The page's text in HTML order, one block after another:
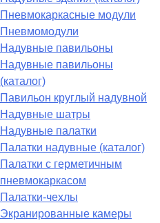
Пневмокаркасные модули
Пневмомодули
Надувные павильоны
Надувные павильоны
(каталог)
Павильон круглый надувной
Надувные шатры
Надувные палатки
Палатки надувные (каталог)
Палатки с герметичным
пневмокаркасом
Палатки-чехлы
Экранированные камеры